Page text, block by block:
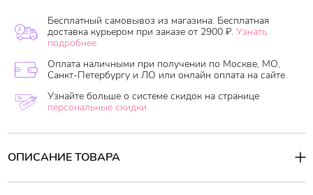
Бесплатный самовывоз из магазина. Бесплатная
доставка курьером при заказе от 2900 ₽. Узнать
подробнее.
Оплата наличными при получении по Москве, МО,
Санкт-Петербургу и ЛО или онлайн оплата на сайте.
Узнайте больше о системе скидок на странице
персональные скидки.
ОПИСАНИЕ ТОВАРА
Бессульфатный шампуньс ароматом зеленой свежести и